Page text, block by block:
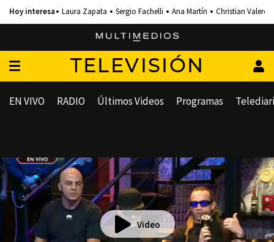
Laura Zapata Sergio Fachelli Ana Martín Christian Valero
TELEVISIÓN
EN VIVO RADIO Últimos Videos Programas
Video